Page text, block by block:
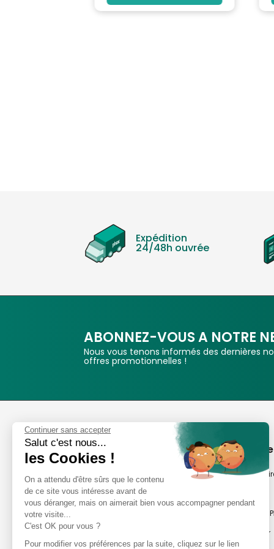
Type d'accessoire: Autre
Nombre d'unité(s): 1
Réponse en fréquence: 20 Hz - 18 000 Hz
Expédition
24/48h ouvrée
ABONNEZ-VOUS A NOTRE
Nous vous tenons informés des dernières
offres promotionnelles !
Phox
Spécialiste de l'image
Suivez-nous
Avis clients
8,2/10 Avis vérifiés
A propos
Notre savoir-
Nos magasins
Notre newsletter
Continuer sans accepter
Salut c'est nous...
les Cookies !
On a attendu d'être sûrs que le contenu
de ce site vous intéresse avant de
vous déranger, mais on aimerait bien vous accompagner pendant
votre visite...
C'est OK pour vous ?
Pour modifier vos préférences par la suite, cliquez sur le lien